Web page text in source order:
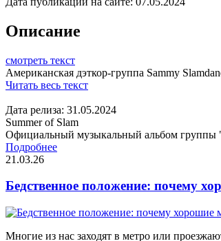
Описание
смотреть текст
Американская дэткор-группа Sammy
Читать весь текст
Дата релиза: 31.05.2024
Summer of Slam
Официальный музыкальный альбом группы
Подробнее
21.03.26
Бедственное положение: почему
Многие из нас заходят в метро или